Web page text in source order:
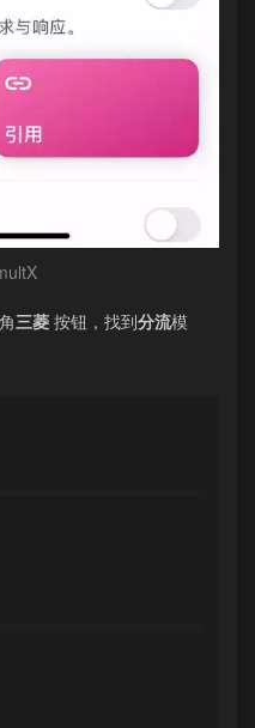
三菱 按钮，找到分流模